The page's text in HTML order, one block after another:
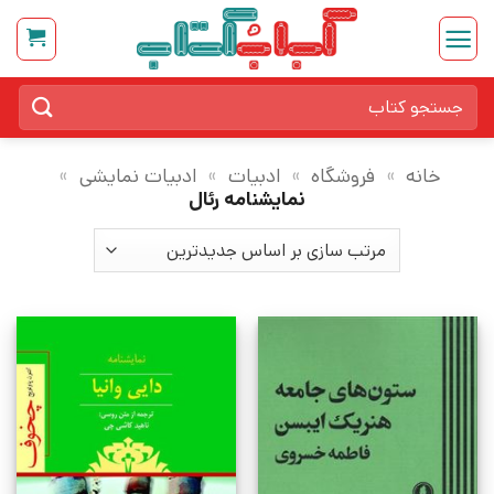
Skip
content
برای:
خانه » فروشگاه » ادبیات » ادبیات نمایشی »
نمایشنامه رئال